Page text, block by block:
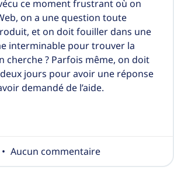
ce moment frustrant où on
on a une question toute
et on doit fouiller dans une
interminable pour trouver la
cherche ? Parfois même, on doit
jours pour avoir une réponse
demandé de l’aide.
Aucun commentaire